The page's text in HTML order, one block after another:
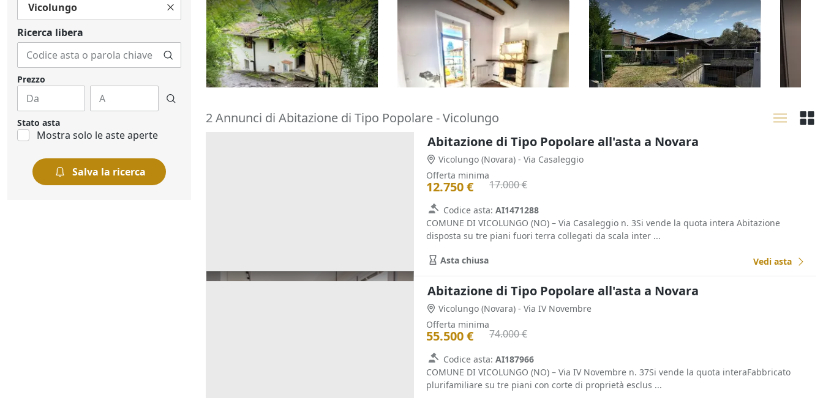
Vicolungo
Ricerca libera
Prezzo
Stato asta
Mostra solo le aste aperte
Salva la ricerca
Asta Fabbricato di cinque
appartamenti
Laino (Como)
30.000 €
27/10/2026
Asta Monocamera e cantina in
edificio popolare
Bernareggio (Monza e della Brianza)
9.435 €
14/09/2026
Asta Abitazione in villa
bifamiliare da completare con
pertinenze
Calusco d'Adda (Bergamo)
194.022 €
10/09/2026
2 Annunci di Abitazione di Tipo Popolare - Vicolungo
Abitazione di Tipo Popolare all'asta a Novara
Vicolungo (Novara) - Via Casaleggio
Offerta minima
12.750 € 17.000 €
Codice asta: AI1471288
COMUNE DI VICOLUNGO (NO) – Via Casaleggio n. 3Si vende la quota intera Abitazione
disposta su tre piani fuori terra collegati da scala inter ...
Asta chiusa Vedi asta
Abitazione di Tipo Popolare all'asta a Novara
Vicolungo (Novara) - Via IV Novembre
Offerta minima
55.500 € 74.000 €
Codice asta: AI187966
COMUNE DI VICOLUNGO (NO) – Via IV Novembre n. 37Si vende la quota interaFabbricato
plurifamiliare su tre piani con corte di proprietà esclus ...